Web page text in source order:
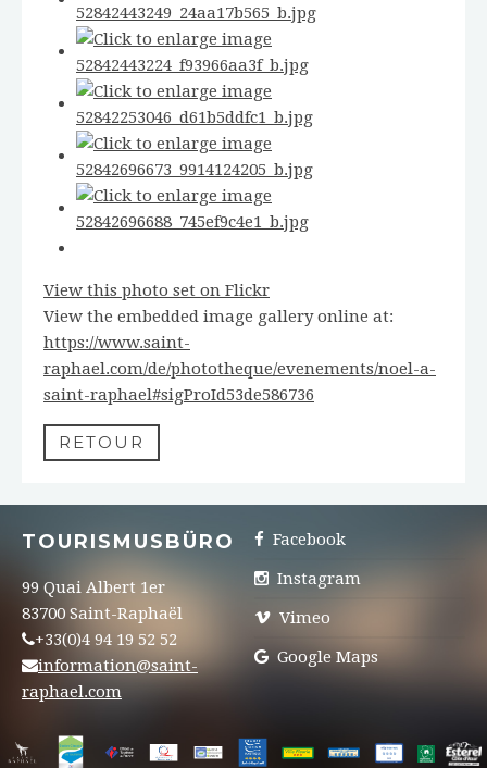
View this photo set on Flickr
View the embedded image gallery online at:
https://www.saint-
raphael.com/de/phototheque/evenements/noel-a-
saint-raphael#sigProId53de586736
RETOUR
TOURISMUSBÜRO
99 Quai Albert 1er
83700 Saint-Raphaël
+33(0)4 94 19 52 52
information@saint-
raphael.com
Facebook
Instagram
Vimeo
Google Maps